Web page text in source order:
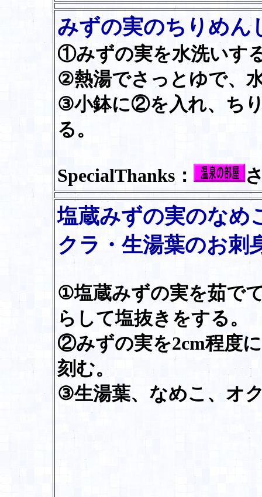
みずの実のちりめん
①みずの実を水洗いす
②熱湯でさっとゆで、
③小鉢に②を入れ、ち
る。
SpecialThanks：
塩蔵みずの実のなめ
クラ・生湯葉のお刺
①塩蔵みずの実を茹で
らして塩抜きをする。
②みずの実を2cm程度
刻む。
③生湯葉、なめこ、オ